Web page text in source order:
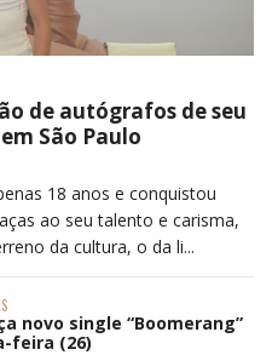
de autógrafos de seu
São Paulo
18 anos e conquistou
ao seu talento e carisma,
da cultura, o da li...
novo single “Boomerang”
feira (26)